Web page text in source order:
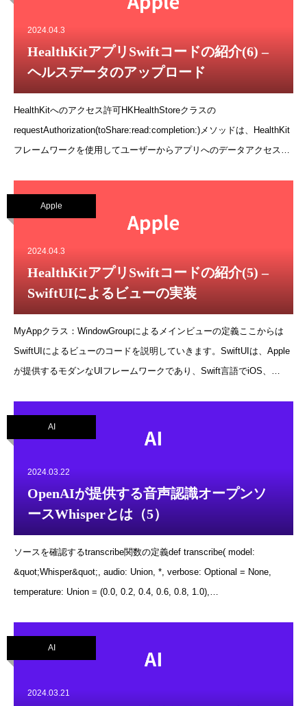
あり機械学習回帰と分類高度な学習アルゴリズム教師なし学習, レコ
メンダー, 強化学習教師あり機械学習回帰と分類コースとは一般的な
機械学習ライブラリNumPyとscikit-learnを使用して、Pythonで機械学
習モデルを構築します。 - 線形回帰やロジスティック回帰を含む、予
築し、訓練します。
2024.04.3
HealthKitアプリSwiftコードの紹介(6) –
ヘルスデータのアップロード
HealthKitへのアクセス許可HKHealthStoreクラスの
requestAuthorization(toShare:read:completion:)メソッドは、HealthKit
フレームワークを使用してユーザーからアプリへのデータアクセス許
らのデータへのアクセス許可を求めます。具体的には、次のようなパ
ラメータを取ります:typesToShare: アプリがHealthKitに書き込むこと
を要求するデータの種類を指定するHKSampleTypeのセットです。例
えば、身体活動データ、栄養データ、睡眠データなどが含まれます。
typesToRead: アプリがHealthKitから読み取ることを要求するデータ
圧、歩数などが含まれます。completion: リクエストが完了した後に
呼び出されるクロージャです。このクロージャは、次のパラメータを
取ります:success: ユ
Apple
2024.04.3
HealthKitアプリSwiftコードの紹介(5) –
SwiftUIによるビューの実装
MyAppクラス：WindowGroupによるメインビューの定義ここからは
SwiftUIによるビューのコードを説明していきます。SwiftUIは、Apple
が提供するモダンなUIフレームワークであり、Swift言語でiOS、
を使用してアプリケーションのビューを定義します。このコードは、
コルを準拠しており、アプリケーションのエントリーポイントとなり
ます。import SwiftUIimport Swinject@mainstruct MyApp: App {
@AppStorage(&quot;isDarkMode&quot;) var isDarkMode: Bool = true
AI
2024.03.22
OpenAIが提供する音声認識オープンソ
ースWhisperとは（5）
ソースを確認するtranscribe関数の定義def transcribe( model:
&quot;Whisper&quot;, audio: Union, *, verbose: Optional = None,
temperature: Union = (0.0, 0.2, 0.4, 0.6, 0.8, 1.0),
condition_on_previous_text: bool = True, initial_prompt: Optional =
&quot;\&quot;&#39;“¿([{-&quot
AI
2024.03.21